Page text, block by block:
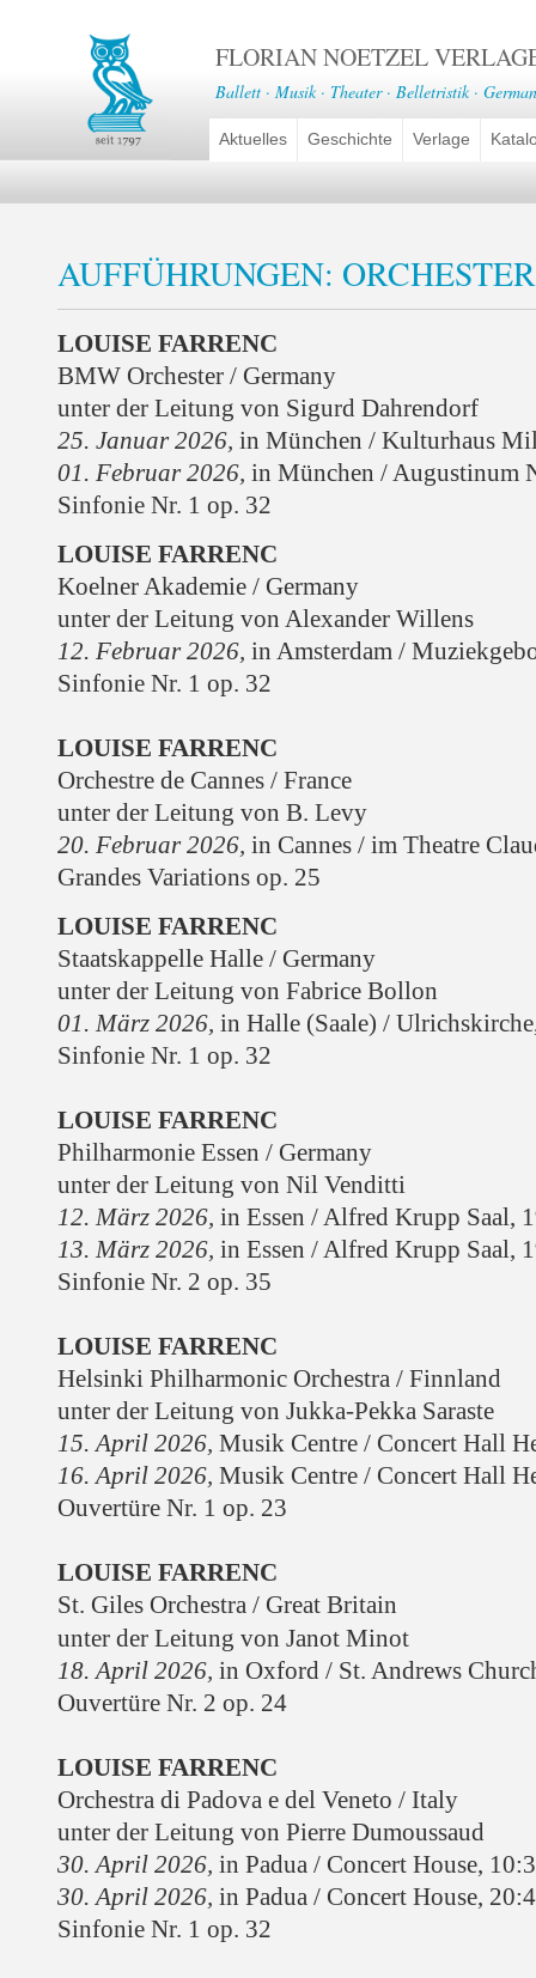
FLORIAN NOETZEL
Ballett · Musik · Theater · Belletristik ·
Aktuelles Geschichte Verlage
AUFFÜHRUNGEN:
LOUISE FARRENC
BMW Orchester / Germany
unter der Leitung von Sigurd Dahrendorf
25. Januar 2026, in München / Kulturhaus
01. Februar 2026, in München / Augustinum
Sinfonie Nr. 1 op. 32
LOUISE FARRENC
Koelner Akademie / Germany
unter der Leitung von Alexander Willens
12. Februar 2026, in Amsterdam /
Sinfonie Nr. 1 op. 32
LOUISE FARRENC
Orchestre de Cannes / France
unter der Leitung von B. Levy
20. Februar 2026, in Cannes / im Theatre
Grandes Variations op. 25
LOUISE FARRENC
Staatskappelle Halle / Germany
unter der Leitung von Fabrice Bollon
01. März 2026, in Halle (Saale) / Ulrichskirche
Sinfonie Nr. 1 op. 32
LOUISE FARRENC
Philharmonie Essen / Germany
unter der Leitung von Nil Venditti
12. März 2026, in Essen / Alfred Krupp Saal,
13. März 2026, in Essen /Alfred Krupp Saal,
Sinfonie Nr. 2 op. 35
LOUISE FARRENC
Helsinki Philharmonic Orchestra / Finnland
unter der Leitung von Jukka-Pekka Saraste
15. April 2026, Musik Centre / Concert Hall
16. April 2026, Musik Centre / Concert Hall
Ouvertüre Nr. 1 op. 23
LOUISE FARRENC
St. Giles Orchestra / Great Britain
unter der Leitung von Janot Minot
18. April 2026, in Oxford / St. Andrews
Ouvertüre Nr. 2 op. 24
LOUISE FARRENC
Orchestra di Padova e del Veneto / Italy
unter der Leitung von Pierre Dumoussaud
30. April 2026, in Padua / Concert House,
30. April 2026, in Padua / Concert House,
Sinfonie Nr. 1 op. 32